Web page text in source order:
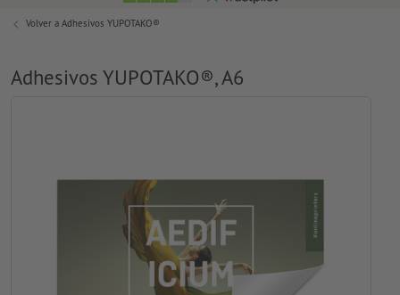
Volver a Adhesivos YUPOTAKO®
Adhesivos YUPOTAKO®, A6